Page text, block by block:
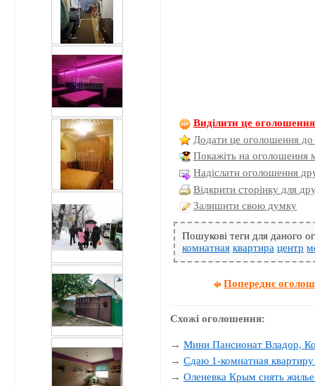
Виділити це оголошення
Додати це оголошення до
Покажіть на оголошення
Надіслати оголошення
Відкрити сторінку для
Залишити свою думку
Пошукові теги для даного
комнатная квартира центр
Попереднє
Схожі оголошення:
→Мини Пансионат Владор,
→Сдаю 1-комнатная
→Оленевка Крым снять